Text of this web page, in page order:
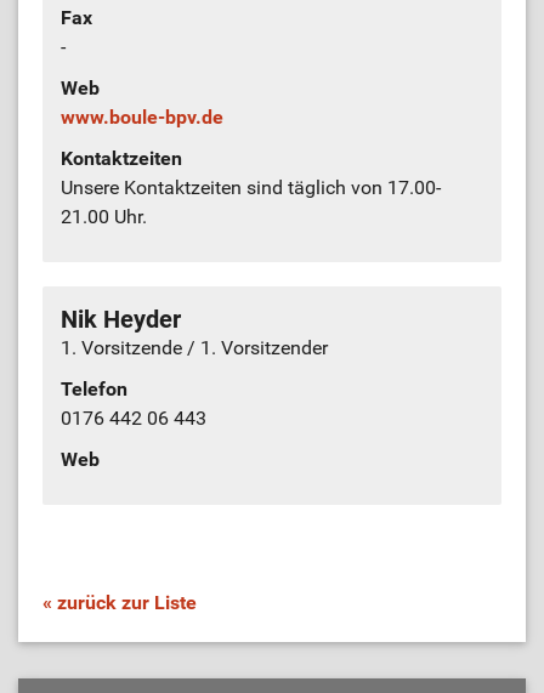
Fax
-
Web
www.boule-bpv.de
Kontaktzeiten
Unsere Kontaktzeiten sind täglich von 17.00-
21.00 Uhr.
Nik Heyder
1. Vorsitzende / 1. Vorsitzender
Telefon
0176 442 06 443
Web
« zurück zur Liste